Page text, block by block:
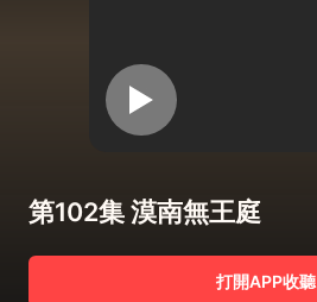
第102集 漠南無王庭
打開APP收聽